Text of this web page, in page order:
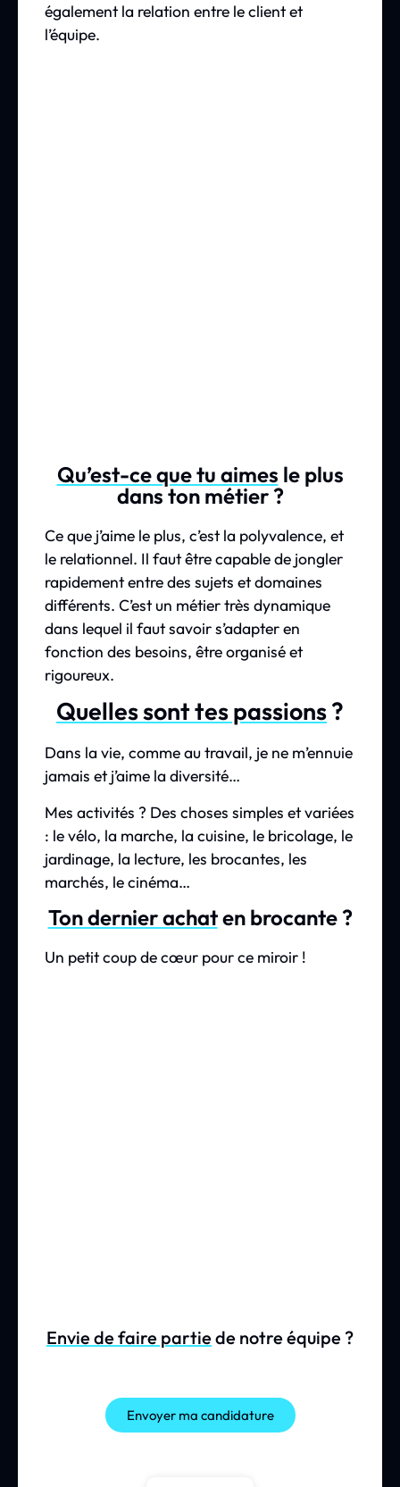
également la relation entre le client et
l’équipe.
Qu’est-ce que tu aimes le plus
dans ton métier ?
Ce que j’aime le plus, c’est la polyvalence, et
le relationnel. Il faut être capable de jongler
rapidement entre des sujets et domaines
différents. C’est un métier très dynamique
dans lequel il faut savoir s’adapter en
fonction des besoins, être organisé et
rigoureux.
Quelles sont tes passions?
Dans la vie, comme au travail, je ne m’ennuie
jamais et j’aime la diversité…
Mes activités ? Des choses simples et variées
: le vélo, la marche, la cuisine, le bricolage, le
jardinage, la lecture, les brocantes, les
marchés, le cinéma…
Ton dernier achaten brocante ?
Un petit coup de cœur pour ce miroir !
Envie de faire partie de notre équipe ?
Envoyer ma candidature